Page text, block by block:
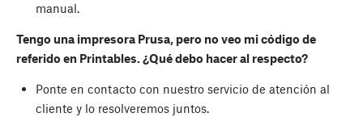
manual.
Tengo una impresora Prusa, pero no veo mi código de
referido en Printables. ¿Qué debo hacer al respecto?
Ponte en contacto con nuestro servicio de atención al
cliente y lo resolveremos juntos.